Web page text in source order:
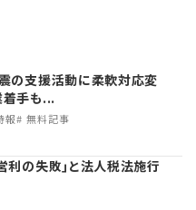
の支援活動に柔軟対応変
手も...
報 無料記事
利の失敗｣と法人税法施行